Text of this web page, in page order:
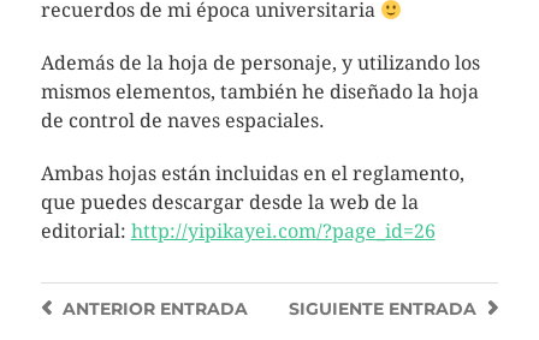
recuerdos de mi época universitaria
Además de la hoja de personaje, y utilizando los
mismos elementos, también he diseñado la hoja
de control de naves espaciales.
Ambas hojas están incluidas en el reglamento,
que puedes descargar desde la web de la
editorial: http://yipikayei.com/?page_id=26
SIGUIENTE ENTRADA
ANTERIORENTRADA